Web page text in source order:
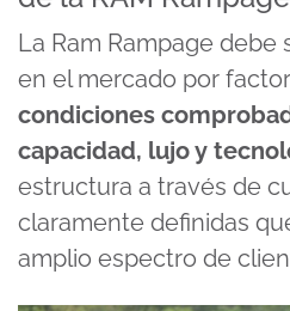
minutes,
19
seconds
La Ram Rampage debe
en el mercado por
condiciones
capacidad, lujo y
estructura a través de
claramente definidas
amplio espectro de